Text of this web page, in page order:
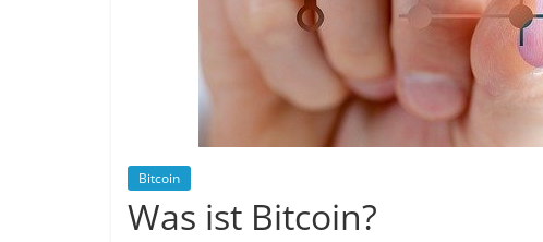
Bitcoin
Was ist Bitcoin?